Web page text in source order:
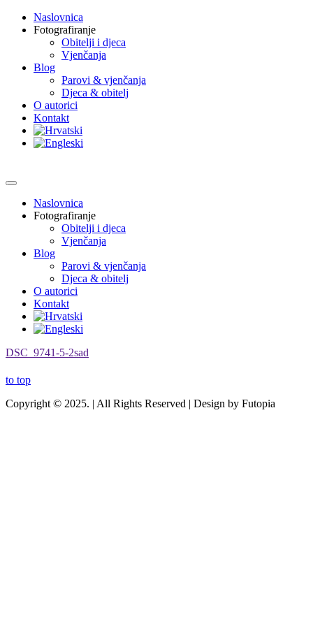
Naslovnica
Fotografiranje
Obitelji i djeca
Vjenčanja
Blog
Parovi & vjenčanja
Djeca & obitelj
O autorici
Kontakt
Naslovnica
Fotografiranje
Obitelji i djeca
Vjenčanja
Blog
Parovi & vjenčanja
Djeca & obitelj
O autorici
Kontakt
DSC_9741-5-2sad
to top
Copyright © 2025. | All Rights Reserved | Design by Futopia